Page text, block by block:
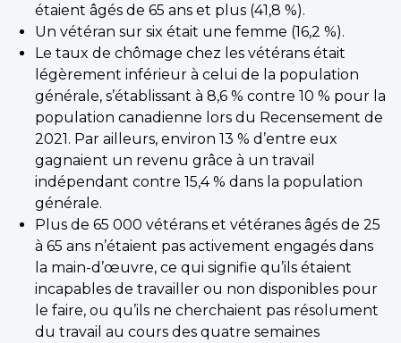
étaient âgés de 65 ans et plus (41,8 %).
Un vétéran sur six était une femme (16,2 %).
Le taux de chômage chez les vétérans était
légèrement inférieur à celui de la population
générale, s’établissant à 8,6 % contre 10 % pour la
population canadienne lors du Recensement de
2021. Par ailleurs, environ 13 % d’entre eux
gagnaient un revenu grâce à un travail
indépendant contre 15,4 % dans la population
générale.
Plus de 65 000 vétérans et vétéranes âgés de 25
à 65 ans n’étaient pas activement engagés dans
la main-d’œuvre, ce qui signifie qu’ils étaient
incapables de travailler ou non disponibles pour
le faire, ou qu’ils ne cherchaient pas résolument
du travail au cours des quatre semaines